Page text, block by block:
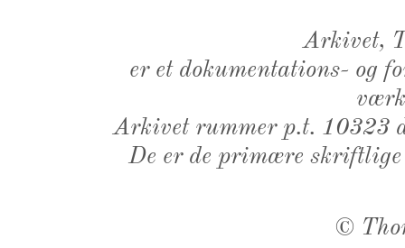
Arkivet,
er et dokumentations- og
Arkivet rummer p.t. 10323
De er de primære
©